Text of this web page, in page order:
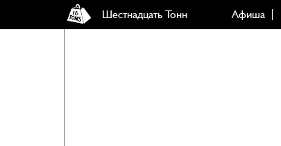
Шестнадцать Тонн Афиша